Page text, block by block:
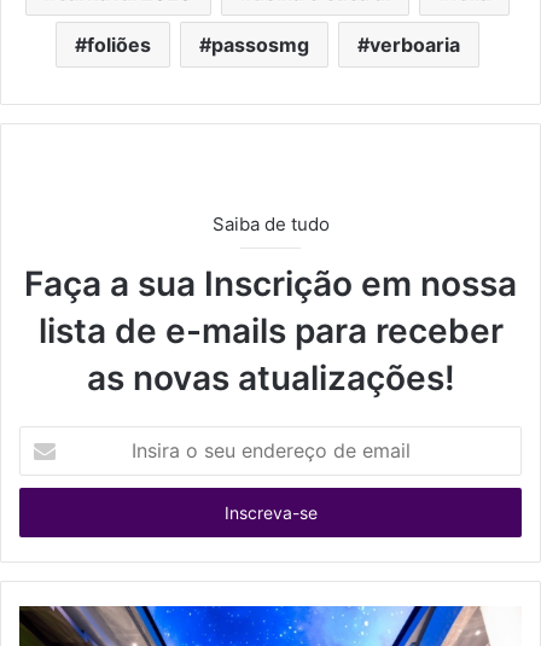
foliões passosmg verboaria
Saiba de tudo
Faça a sua Inscrição em nossa
lista de e-mails para receber
as novas atualizações!
s
r
a
s